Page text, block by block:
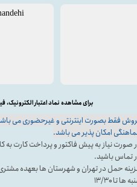
فقط بصورت اینترنتی و غیرحضوری می
امکان پذیر می باشد.
تماس باشید.
حمل در تهران و شهرستان ها بعهده
ها تا ۱۳/۳۰
برای مشاهده نماد اعتبار